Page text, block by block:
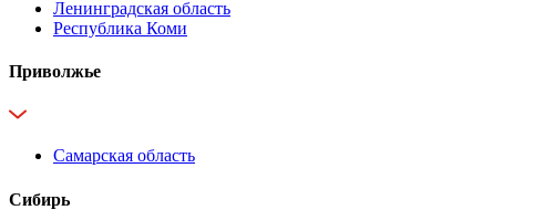
Ленинградская область
Республика Коми
Приволжье
Самарская область
Сибирь